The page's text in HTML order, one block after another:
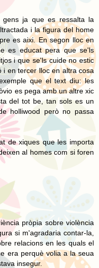
ja que es ressalta la
i la figura del home
es aixi. En segon lloc en
es educat pera que se'ls
i que se'ls cuide no estic
i en tercer lloc en altra cosa
que el text diu: les
es pega amb un altre xic
del tot be, tan sols es un
holliwood però no passa
de xiques que les importa
al homes com si foren
pròpia sobre violència
si m'agradaria contar-la,
relacions en les quals el
era perquè volia a la seua
insegur.